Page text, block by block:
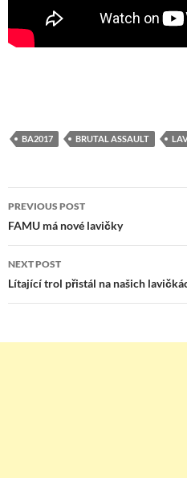
BA2017 BRUTAL ASSAULT
Post
navigation
PREVIOUS POST
FAMU má nové lavičky
NEXT POST
Lítající trol přistál na našich